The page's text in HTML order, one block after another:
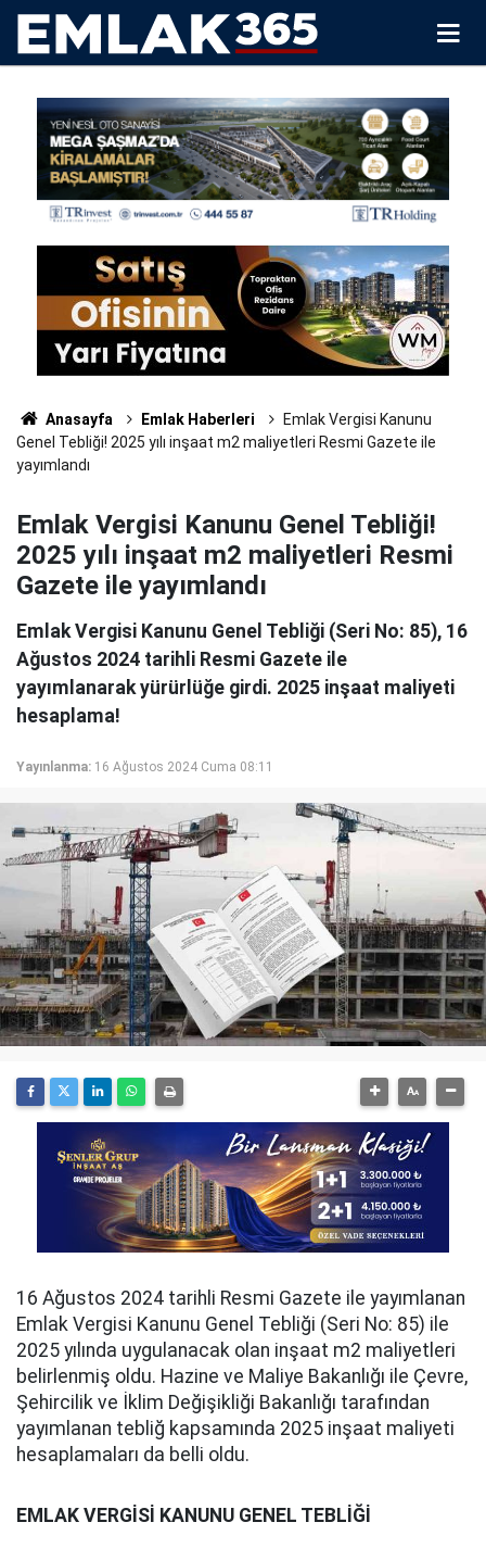
Anasayfa Emlak Haberleri
Emlak Vergisi Kanunu
Genel Tebliği! 2025 yılı inşaat m2 maliyetleri Resmi Gazete ile
yayımlandı
Emlak Vergisi Kanunu Genel Tebliği!
2025 yılı inşaat m2 maliyetleri Resmi
Gazete ile yayımlandı
Emlak Vergisi Kanunu Genel Tebliği (Seri No: 85), 16
Ağustos 2024 tarihli Resmi Gazete ile
yayımlanarak yürürlüğe girdi. 2025 inşaat maliyeti
hesaplama!
Yayınlanma: 16 Ağustos 2024 Cuma 08:11
16 Ağustos 2024 tarihli Resmi Gazete ile yayımlanan
Emlak Vergisi Kanunu Genel Tebliği (Seri No: 85) ile
2025 yılında uygulanacak olan inşaat m2 maliyetleri
belirlenmiş oldu. Hazine ve Maliye Bakanlığı ile Çevre,
Şehircilik ve İklim Değişikliği Bakanlığı tarafından
yayımlanan tebliğ kapsamında 2025 inşaat maliyeti
hesaplamaları da belli oldu.
EMLAK VERGİSİ KANUNU GENEL TEBLİĞİ